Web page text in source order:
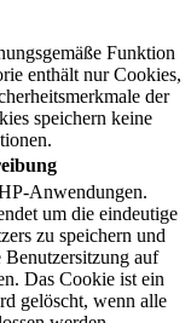
Funktion
enthält nur Cookies,
der
speichern keine
Anwendungen.
um die eindeutige
zu speichern und
auf
Das Cookie ist ein
gelöscht, wenn alle